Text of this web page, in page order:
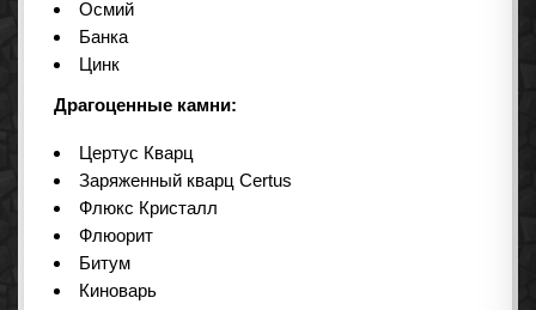
Осмий
Банка
Цинк
Драгоценные камни:
Цертус Кварц
Заряженный кварц Certus
Флюкс Кристалл
Флюорит
Битум
Киноварь